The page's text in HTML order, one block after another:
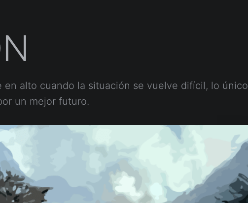
en alto cuando la situación se vuelve difícil, lo único
un mejor futuro.